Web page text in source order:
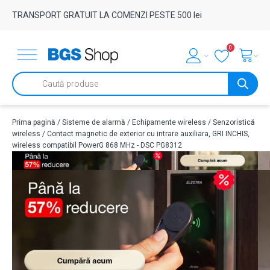
TRANSPORT GRATUIT LA COMENZI PESTE 500 lei
0
Products
search
Prima pagină / Sisteme de alarmă / Echipamente wireless / Senzoristică
wireless / Contact magnetic de exterior cu intrare auxiliara, GRI INCHIS,
wireless compatibil PowerG 868 MHz - DSC PG8312